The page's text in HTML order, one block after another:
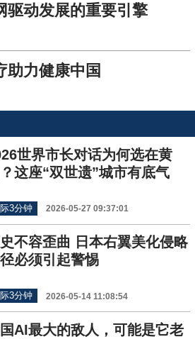
驱动发展的重要引擎
助力健康中国
世界市长对话为何选在黄
这座“双世遗”城市有底气
3分钟 2026-05-27 09:37:01
不容歪曲 日本右翼美化侵略
必须引起警惕
3分钟 2026-05-14 11:08:54
AI最大的敌人，可能是它老